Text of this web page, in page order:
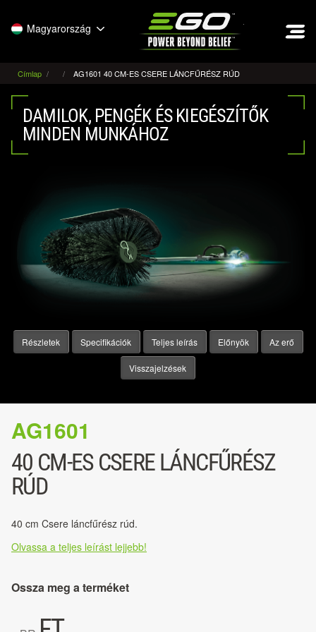
Magyarország
Címlap AG1601 40 CM-ES CSERE LÁNCFŰRÉSZ RÚD
DAMILOK, PENGÉK ÉS KIEGÉSZÍTŐK
MINDEN MUNKÁHOZ
Részletek Specifikációk Teljes leírás Előnyök Az erő
Visszajelzések
AG1601
40 CM-ES CSERE LÁNCFŰRÉSZ
RÚD
40 cm Csere láncfűrész rúd.
Olvassa a teljes leírást lejjebb!
Ossza meg a terméket